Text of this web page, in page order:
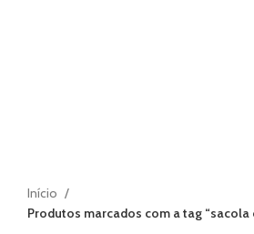
Início
Produtos marcados com a tag